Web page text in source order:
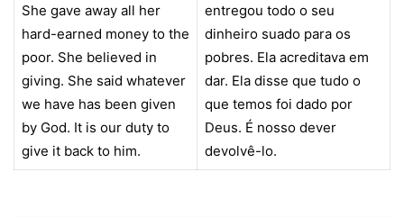
She gave away all her
hard-earned money to the
poor. She believed in
giving. She said whatever
we have has been given
by God. It is our duty to
give it back to him.
entregou todo o seu
dinheiro suado para os
pobres. Ela acreditava em
dar. Ela disse que tudo o
que temos foi dado por
Deus. É nosso dever
devolvê-lo.